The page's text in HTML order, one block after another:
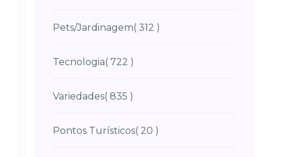
Pets/Jardinagem( 312 )
Tecnologia( 722 )
Variedades( 835 )
Pontos Turísticos( 20 )